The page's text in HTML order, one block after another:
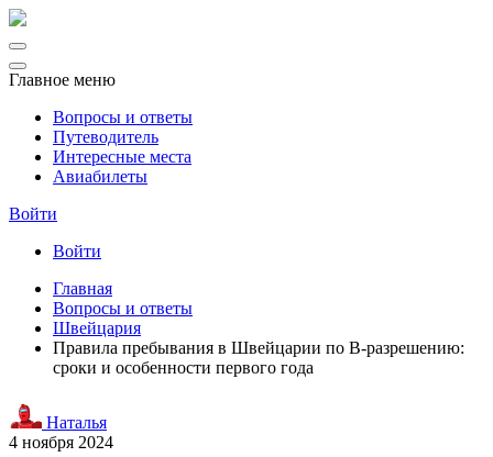
Главное меню
Вопросы и ответы
Путеводитель
Интересные места
Авиабилеты
Войти
Войти
Главная
Вопросы и ответы
Швейцария
Правила пребывания в Швейцарии по B-разрешению:
сроки и особенности первого года
Наталья
4 ноября 2024